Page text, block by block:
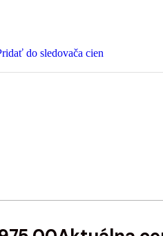
do sledovača cien